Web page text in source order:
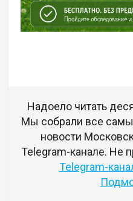
Надоело читать
Мы собрали все
новости
Telegram-канале. Не
Telegram-